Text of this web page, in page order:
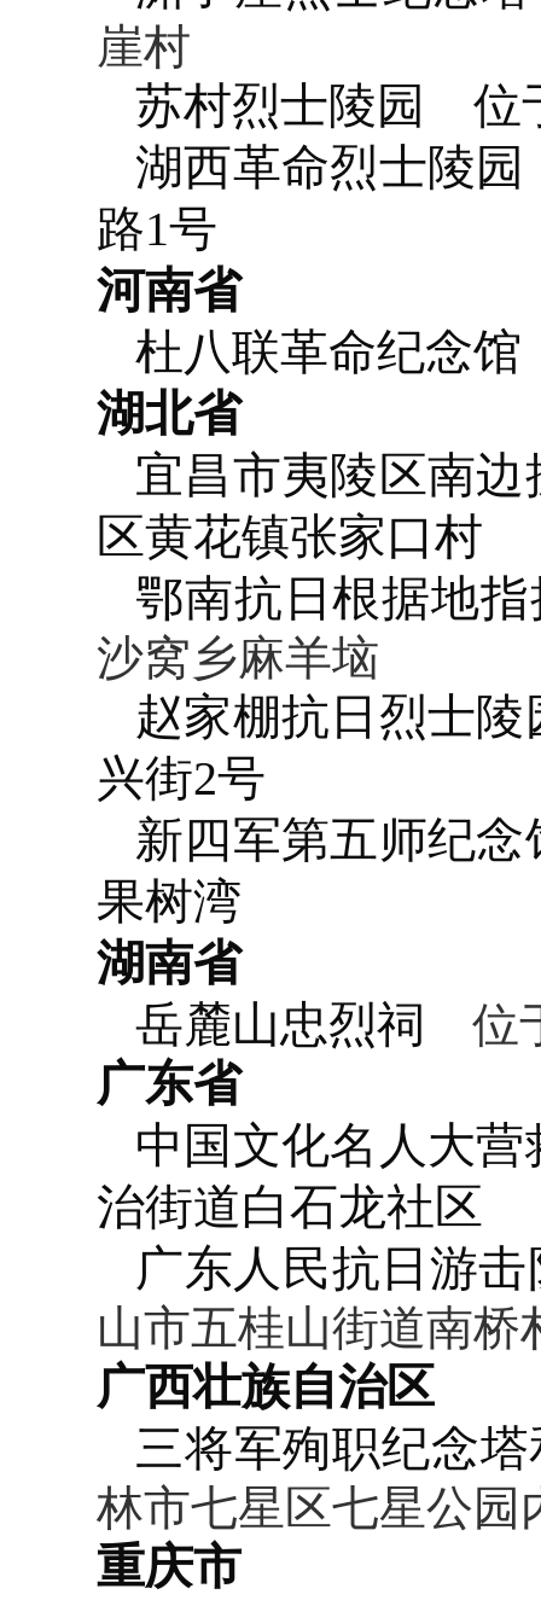
崖村
苏村烈士陵园
位
湖西革命烈士陵园
路1号
河南省
杜八联革命纪念馆
湖北省
宜昌市夷陵区南
区黄花镇张家口村
鄂南抗日根据地
沙窝乡麻羊垴
赵家棚抗日烈士陵
兴街2号
新四军第五师纪念
果树湾
湖南省
岳麓山忠烈祠
位
广东省
中国文化名人大营
治街道白石龙社区
广东人民抗日游
山市五桂山街道南桥
广西壮族自治区
三将军殉职纪念
林市七星区七星公园
重庆市